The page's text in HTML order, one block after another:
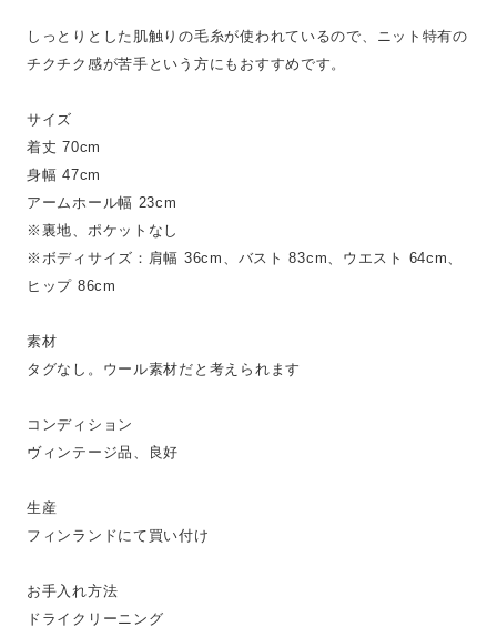
しっとりとした肌触りの毛糸が使われているので、ニット特有の
チクチク感が苦手という方にもおすすめです。
サイズ
着丈 70cm
身幅 47cm
アームホール幅 23cm
※裏地、ポケットなし
※ボディサイズ：肩幅 36cm、バスト 83cm、ウエスト 64cm、
ヒップ 86cm
素材
タグなし。ウール素材だと考えられます
コンディション
ヴィンテージ品、良好
生産
フィンランドにて買い付け
お手入れ方法
ドライクリーニング